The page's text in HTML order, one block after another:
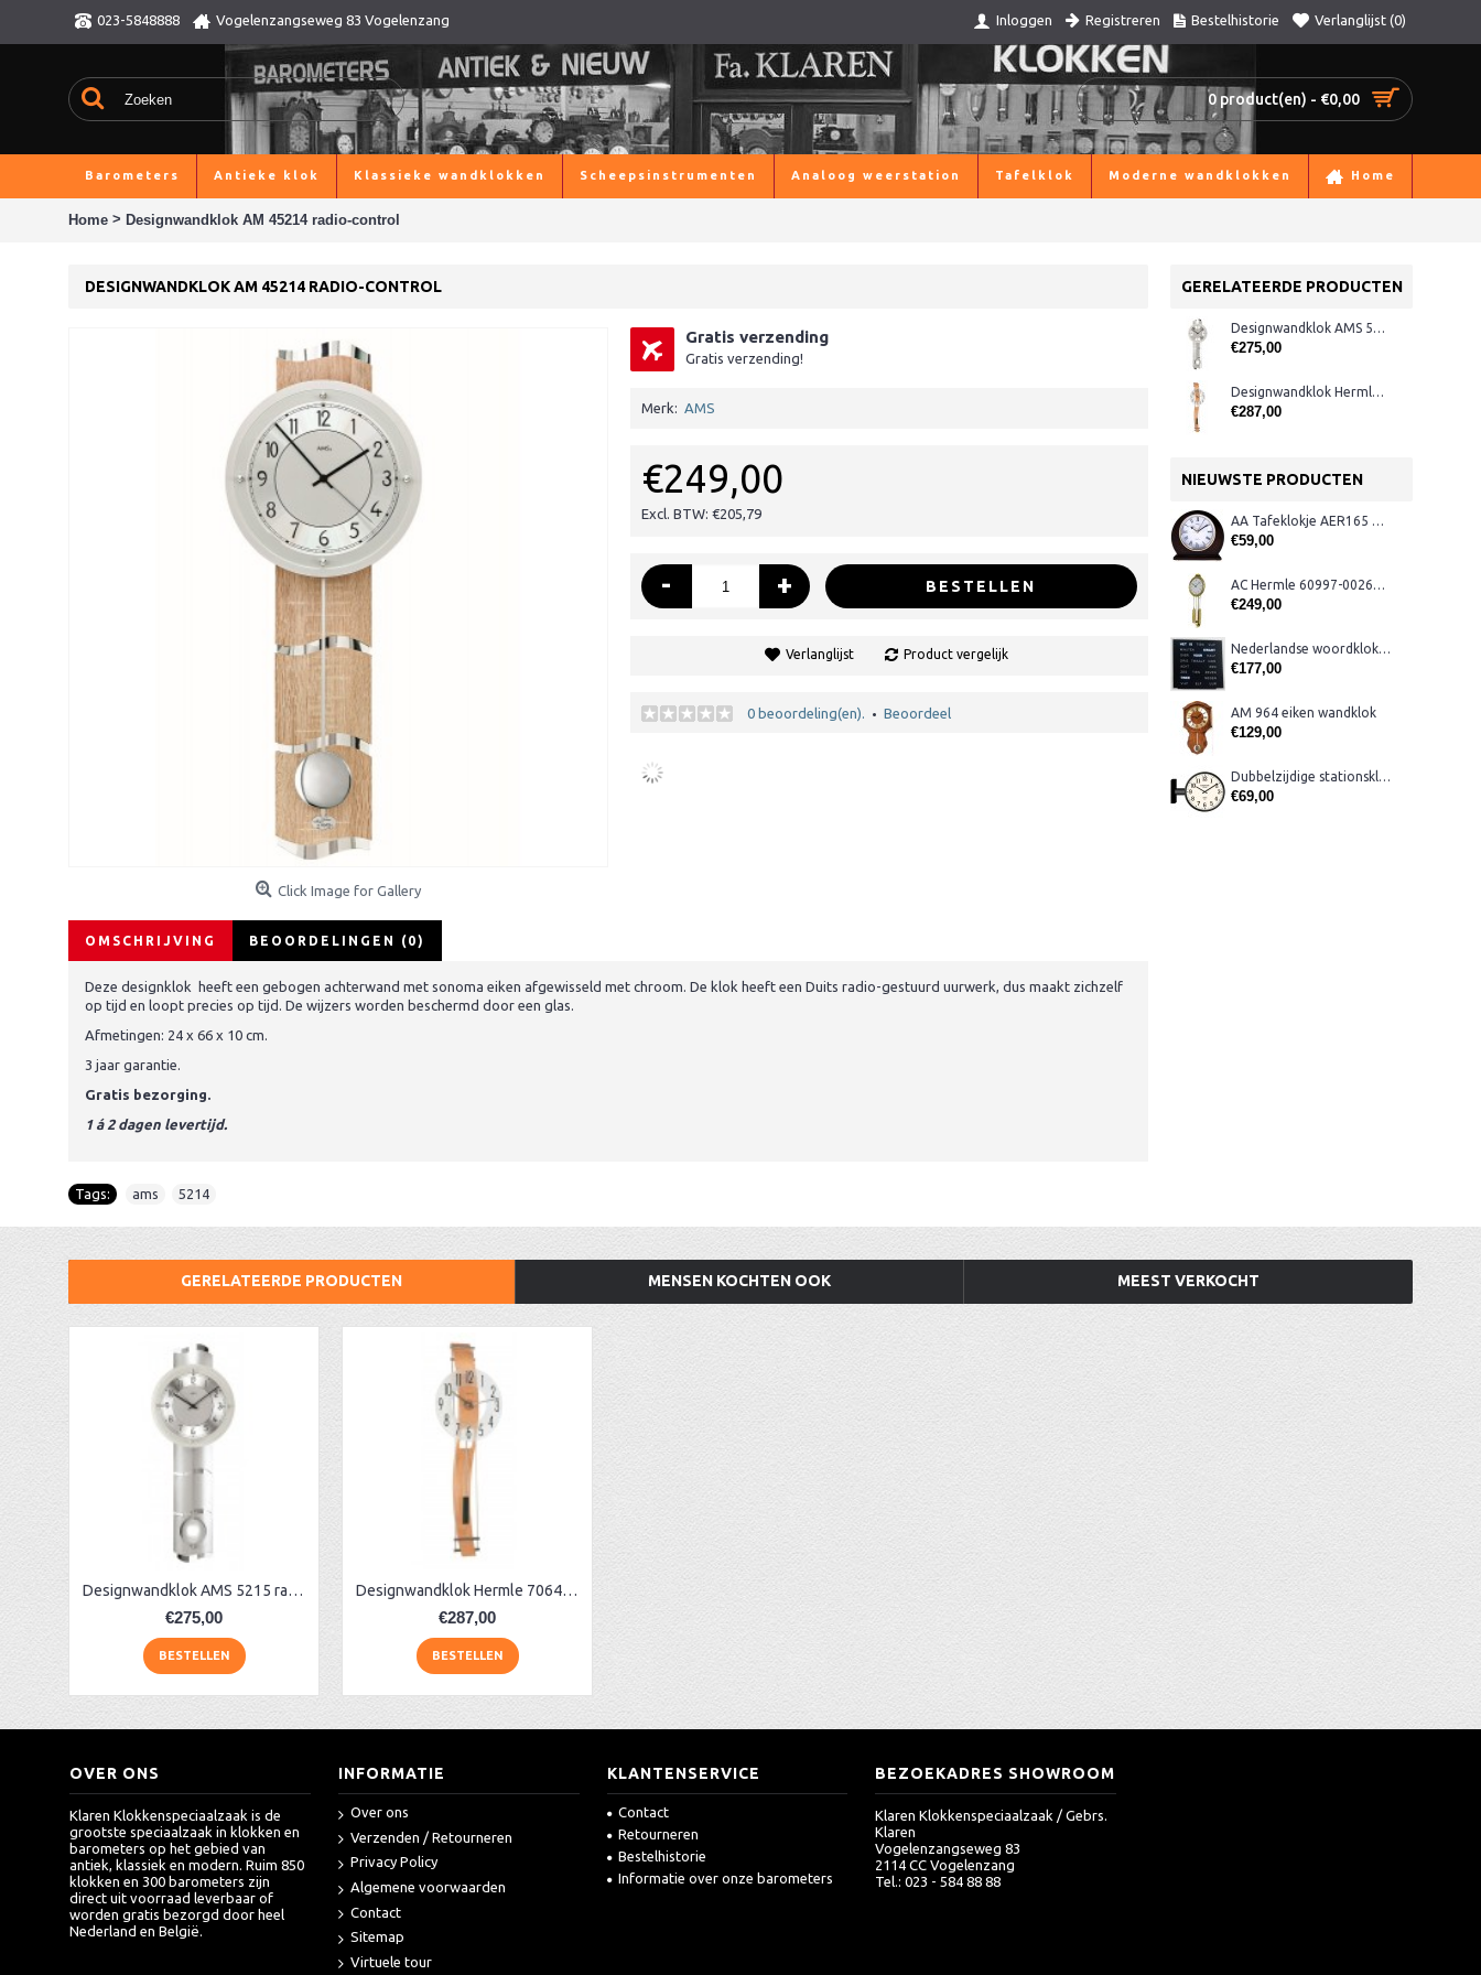
023-5848888 Vogelenzangseweg 83 Vogelenzang Inloggen Registreren Bestelhistorie Verlanglijst (0)
0 product(en) - €0,00
Barometers Antieke klok Klassieke wandklokken Scheepsinstrumenten Analoog weerstation Tafelklok Moderne wandklokken Home
Home > Designwandklok AM 45214 radio-control
GERELATEERDE PRODUCTEN
Designwandklok AMS 5215 radio controlled
€275,00
Designwandklok Hermle 70644-382200 beuken
€287,00
NIEUWSTE PRODUCTEN
AA Tafeklokje AER165 noten
€59,00
AC Hermle 60997-00261 wandklok
€249,00
Nederlandse woordklok zwart AMS 1265
€177,00
AM 964 eiken wandklok
€129,00
Dubbelzijdige stationsklok metaal 1879
€69,00
DESIGNWANDKLOK AM 45214 RADIO-CONTROL
Click Image for Gallery
Gratis verzending
Gratis verzending!
Merk: AMS
€249,00
Excl. BTW: €205,79
- + BESTELLEN
Verlanglijst Product vergelijk
0 beoordeling(en). • Beoordeel
OMSCHRIJVING BEOORDELINGEN (0)
Deze designklok heeft een gebogen achterwand met sonoma eiken afgewisseld met chroom. De klok heeft een Duits radio-gestuurd uurwerk, dus maakt zichzelf
op tijd en loopt precies op tijd. De wijzers worden beschermd door een glas.
Afmetingen: 24 x 66 x 10 cm.
3 jaar garantie.
Gratis bezorging.
1 á 2 dagen levertijd.
Tags: ams 5214
GERELATEERDE PRODUCTEN MENSEN KOCHTEN OOK MEEST VERKOCHT
Designwandklok AMS 5215 radio controlled
€275,00
BESTELLEN
Designwandklok Hermle 70644-382200 beuken
€287,00
BESTELLEN
OVER ONS
Klaren Klokkenspeciaalzaak is de
grootste speciaalzaak in klokken en
barometers op het gebied van
antiek, klassiek en modern. Ruim 850
klokken en 300 barometers zijn
direct uit voorraad leverbaar of
worden gratis bezorgd door heel
Nederland en België.
INFORMATIE
Over ons
Verzenden / Retourneren
Privacy Policy
Algemene voorwaarden
Contact
Sitemap
Virtuele tour
KLANTENSERVICE
Contact
Retourneren
Bestelhistorie
Informatie over onze barometers
BEZOEKADRES SHOWROOM
Klaren Klokkenspeciaalzaak / Gebrs.
Klaren
Vogelenzangseweg 83
2114 CC Vogelenzang
Tel.: 023 - 584 88 88